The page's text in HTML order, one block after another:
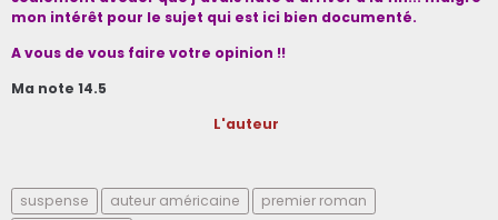
mon intérêt pour le sujet qui est ici bien documenté.
A vous de vous faire votre opinion !!
Ma note 14.5
L'auteur
suspense auteur américaine
premier roman